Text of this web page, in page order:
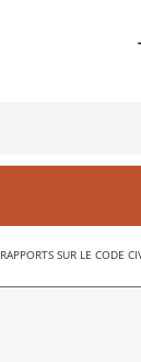
SUR LE CODE